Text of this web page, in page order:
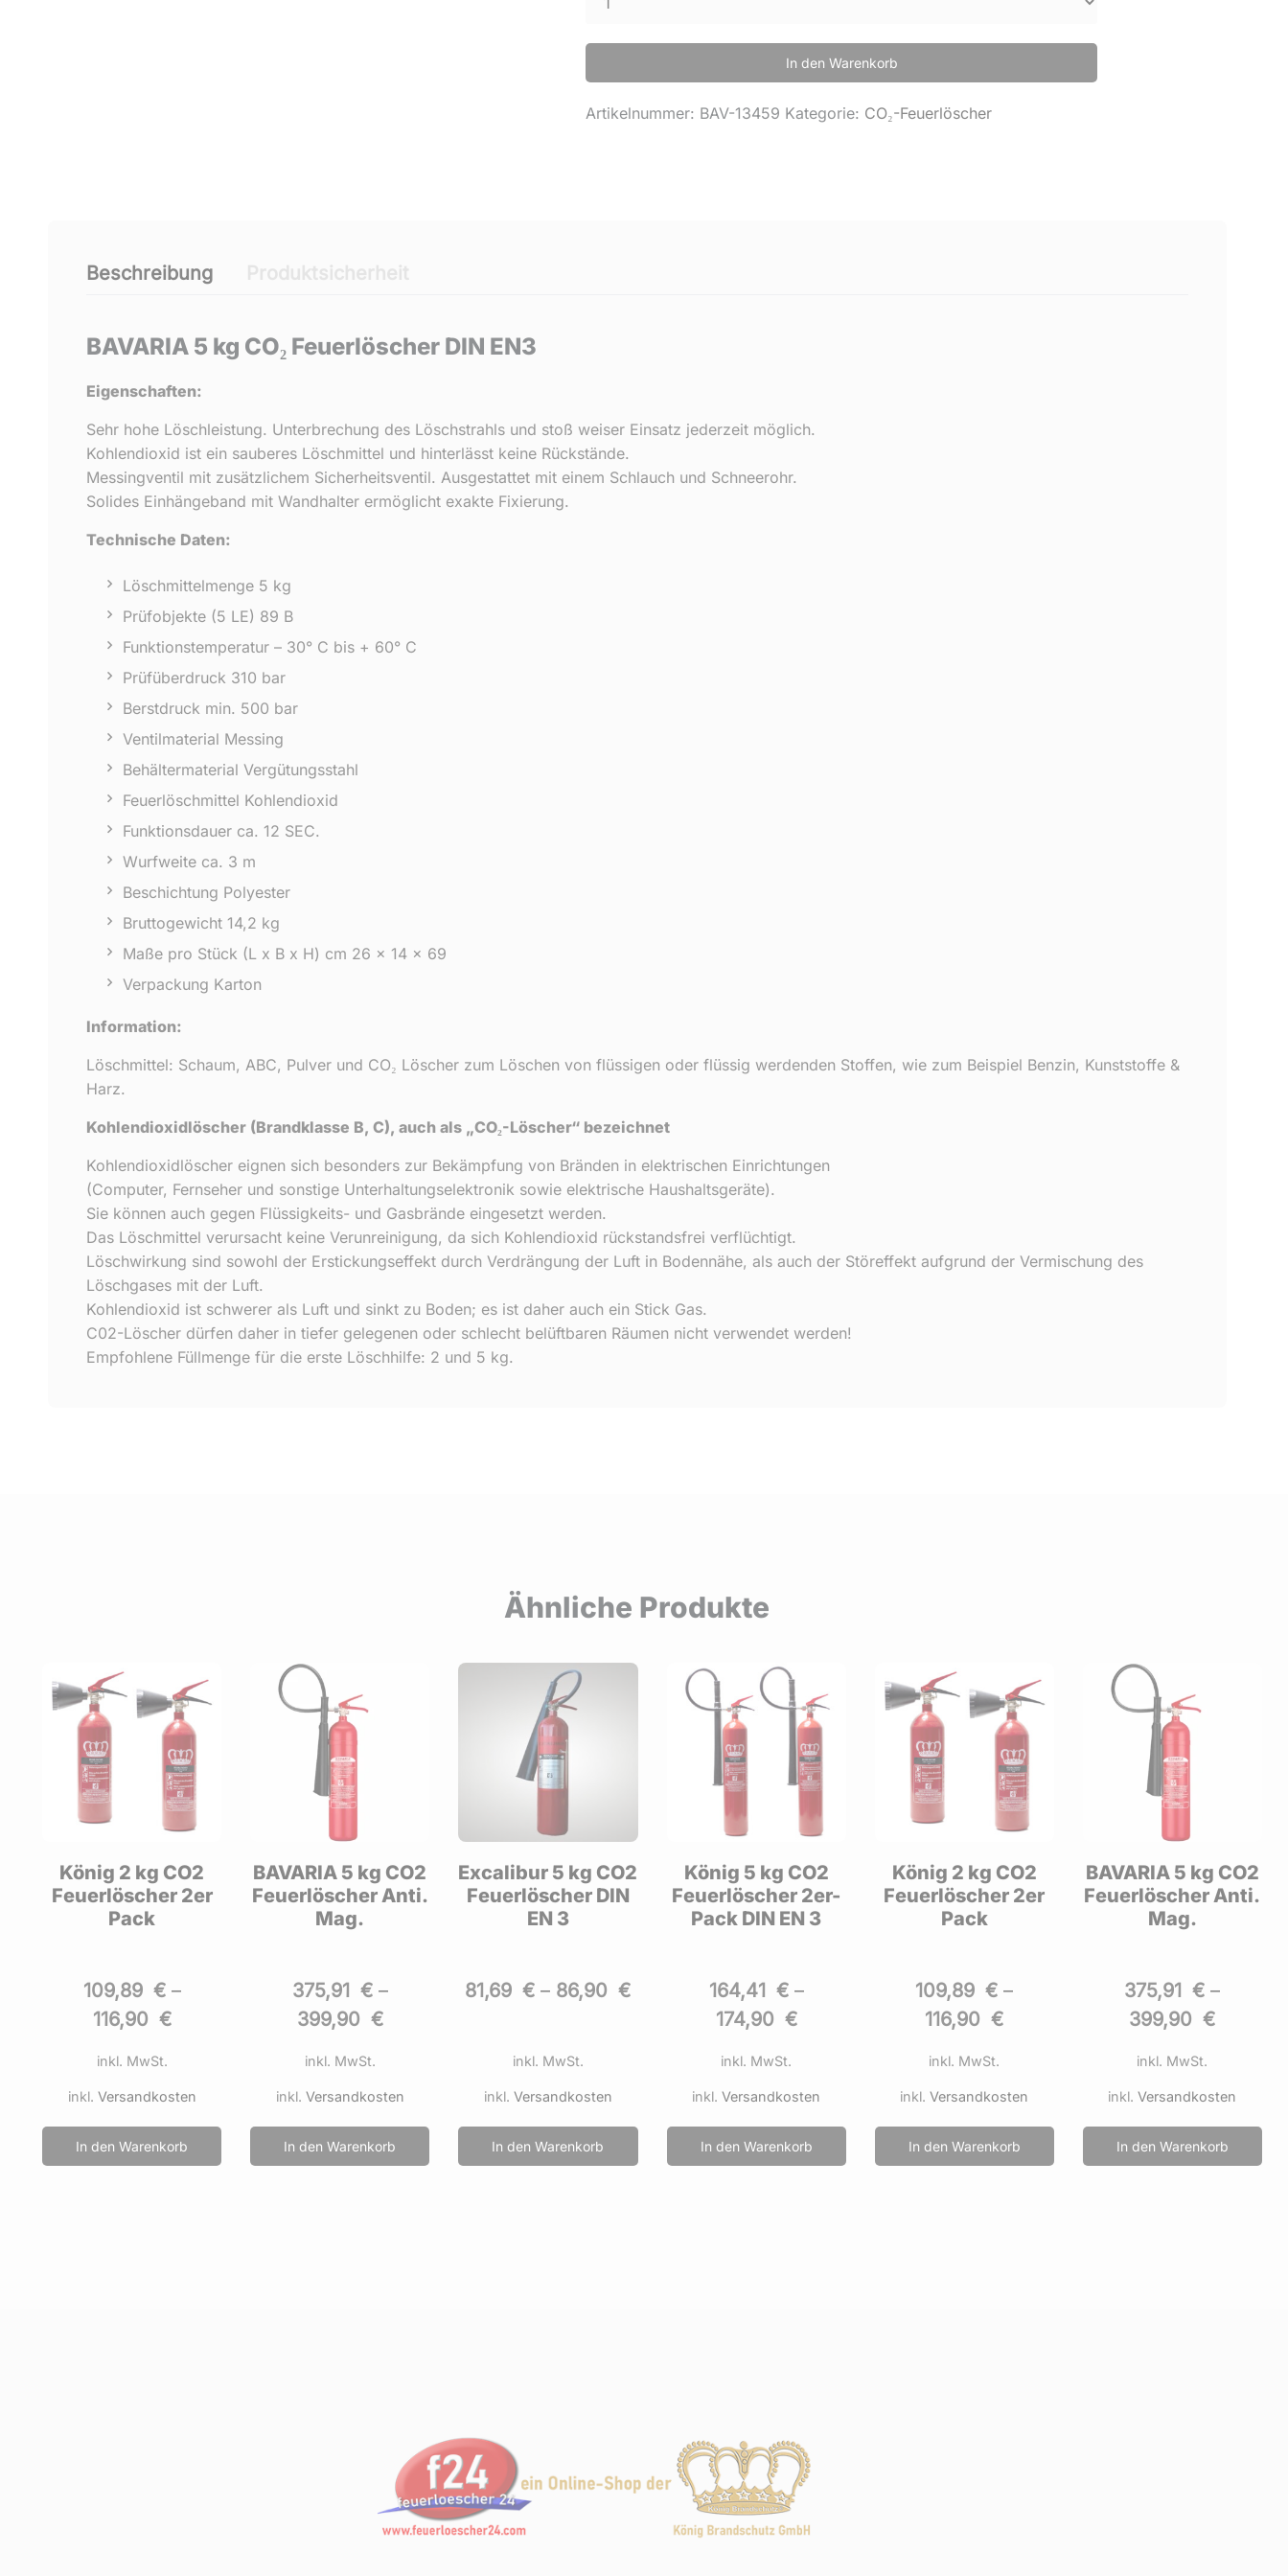
In den Warenkorb
Artikelnummer: BAV-13459 Kategorie: CO₂-Feuerlöscher
Beschreibung
BAVARIA 5 kg CO₂ Feuerlöscher DIN EN3
Eigenschaften:
Sehr hohe Löschleistung. Unterbrechung des Löschstrahls und stoß weiser Einsatz jederzeit möglich.
Kohlendioxid ist ein sauberes Löschmittel und hinterlässt keine Rückstände.
Messingventil mit zusätzlichem Sicherheitsventil. Ausgestattet mit einem Schlauch und Schneerohr.
Solides Einhängeband mit Wandhalter ermöglicht exakte Fixierung.
Technische Daten:
Löschmittelmenge 5 kg
Prüfobjekte (5 LE) 89 B
Funktionstemperatur – 30° C bis + 60° C
Prüfüberdruck 310 bar
Berstdruck min. 500 bar
Ventilmaterial Messing
Behältermaterial Vergütungsstahl
Feuerlöschmittel Kohlendioxid
Funktionsdauer ca. 12 SEC.
Wurfweite ca. 3 m
Beschichtung Polyester
Bruttogewicht 14,2 kg
Maße pro Stück (L x B x H) cm 26 x 14 x 69
Verpackung Karton
Information:
Löschmittel: Schaum, ABC, Pulver und CO₂ Löscher zum Löschen von flüssigen oder flüssig werdenden Stoffen, wie zum Beispiel Benzin, Kunststoffe &
Harz.
Kohlendioxidlöscher (Brandklasse B, C), auch als „CO₂-Löscher“ bezeichnet
Kohlendioxidlöscher eignen sich besonders zur Bekämpfung von Bränden in elektrischen Einrichtungen
(Computer, Fernseher und sonstige Unterhaltungselektronik sowie elektrische Haushaltsgeräte).
Sie können auch gegen Flüssigkeits- und Gasbrände eingesetzt werden.
Das Löschmittel verursacht keine Verunreinigung, da sich Kohlendioxid rückstandsfrei verflüchtigt.
Löschwirkung sind sowohl der Erstickungseffekt durch Verdrängung der Luft in Bodennähe, als auch der Störeffekt aufgrund der Vermischung des
Löschgases mit der Luft.
Kohlendioxid ist schwerer als Luft und sinkt zu Boden; es ist daher auch ein Stick Gas.
C02-Löscher dürfen daher in tiefer gelegenen oder schlecht belüftbaren Räumen nicht verwendet werden!
Empfohlene Füllmenge für die erste Löschhilfe: 2 und 5 kg.
Ähnliche Produkte
BAVARIA 5 kg CO2
Feuerlöscher Anti.
Mag.
375,91 €–
399,90
€
inkl. MwSt.
inkl. Versandkosten
In den Warenkorb
Excalibur 5 kg CO2
Feuerlöscher DIN
EN 3
81,69 €–86,90
inkl. MwSt.
inkl. Versandkosten
In den Warenkorb
König 5 kg CO2
Feuerlöscher 2er-
Pack DIN EN 3
164,41 €–
inkl. MwSt.
inkl.Versandkosten
In den Warenkorb
König 2 kg CO2
Feuerlöscher 2er
Pack
109,89 € –
116,90 €
inkl. MwSt.
inkl.Versandkosten
In den Warenkorb
BAVARIA 5 kg CO2
Feuerlöscher Anti.
Mag.
375,91 €–
399,90
€
inkl. MwSt.
inkl.Versandkosten
In den Warenkorb
Excalibur 5 kg CO2
Feuerlöscher DIN
EN 3
81,69 €– 86,90
inkl. MwSt.
inkl.Versandkosten
In den Warenkorb